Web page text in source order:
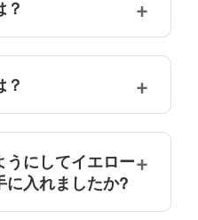
うにしてイエロー
に入れましたか?